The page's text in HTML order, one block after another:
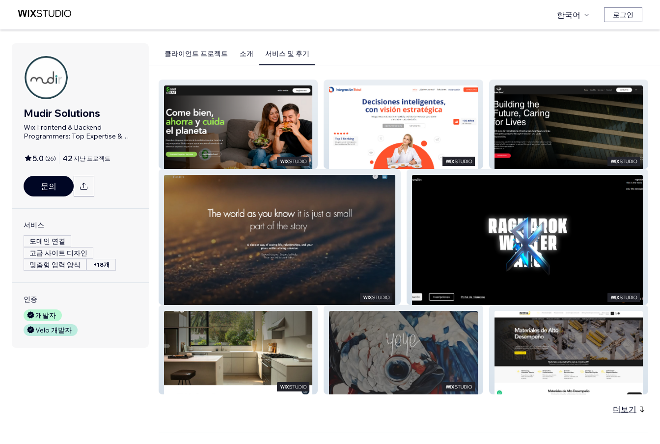
한국어 로그인
Mudir Solutions
Wix Frontend & Backend
Programmers: Top Expertise &
5.0 (26) 42 지난 프로젝트
문의
서비스
도메인 연결
고급 사이트 디자인
맞춤형 입력 양식
+18개
인증
개발자
Velo 개발자
클라이언트 프로젝트 소개 서비스 및 후기
Good to EAT Integración Total
Yoam.life v 1.3 Carlos Belcast
Maderika Yeye
더보기